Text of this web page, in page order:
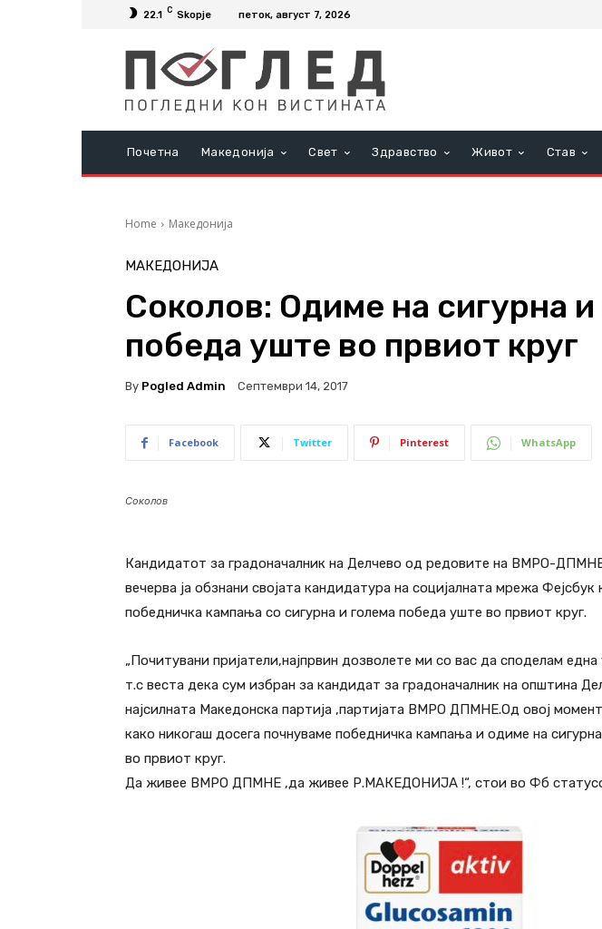
22.1 C Skopje петок, август 7, 2026
Почетна Македонија Свет Здравство Живот Став
Home Македонија
МАКЕДОНИЈА
Соколов: Одиме на сигурна и
победа уште во првиот круг
By Pogled Admin Септември 14, 2017
Facebook Twitter Pinterest WhatsApp
Соколов
Кандидатот за градоначалник на Делчево од редовите на ВМРО-
вечерва ја обзнани својата кандидатура на социјалната мрежа Фејсбук
победничка кампања со сигурна и голема победа уште во првиот круг.
„Почитувани пријатели,најпрвин дозволете ми со вас да споделам
т.с веста дека сум избран за кандидат за градоначалник на општина
најсилната Македонска партија ,партијата ВМРО ДПМНЕ.Од овој
како никогаш досега почнуваме победничка кампања и одиме на
во првиот круг.
Да живее ВМРО ДПМНЕ ,да живее Р.МАКЕДОНИЈА !“, стои во Фб